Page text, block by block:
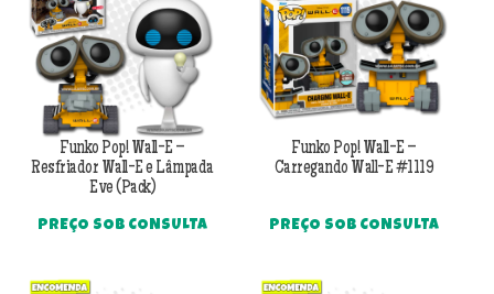
Funko Pop! Wall-E –
Resfriador Wall-E e Lâmpada
Eve (Pack)
PREÇO SOB CONSULTA
Funko Pop! Wall-E –
Carregando Wall-E #1119
PREÇO SOB CONSULTA